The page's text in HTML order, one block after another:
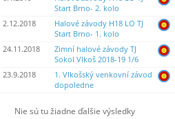
Start Brno- 2. kolo
2.12.2018
Halové závody H18 LO TJ
Start Brno- 1. kolo
24.11.2018
Zimní halové závody TJ
Sokol Vlkoš 2018-19 1/6
23.9.2018
1. Vlkošský venkovní závod
dopoledne
Nie sú tu žiadne ďalšie výsledky